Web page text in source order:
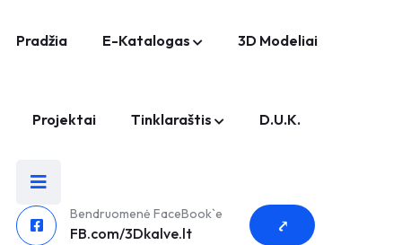
Pradžia E-Katalogas 3D Modeliai
Projektai Tinklaraštis D.U.K.
Bendruomenė FaceBook`e
FB.com/3Dkalve.lt ⤤